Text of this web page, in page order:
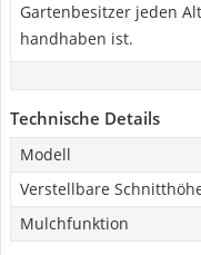
Gartenbesitzer jeden
handhaben ist.
Technische Details
Modell
Verstellbare
Mulchfunktion